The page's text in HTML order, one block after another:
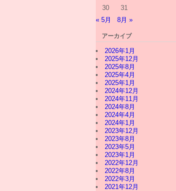
30
31
« 5月
8月 »
アーカイブ
2026年1月
2025年12月
2025年8月
2025年4月
2025年1月
2024年12月
2024年11月
2024年8月
2024年4月
2024年1月
2023年12月
2023年8月
2023年5月
2023年1月
2022年12月
2022年8月
2022年3月
2021年12月